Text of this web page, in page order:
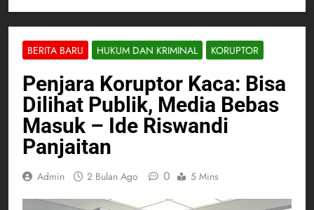
BERITA BARU HUKUM DAN KRIMINAL KORUPTOR
Penjara Koruptor Kaca: Bisa
Dilihat Publik, Media Bebas
Masuk – Ide Riswandi
Panjaitan
Admin 2 Bulan Ago 0 5 Mins